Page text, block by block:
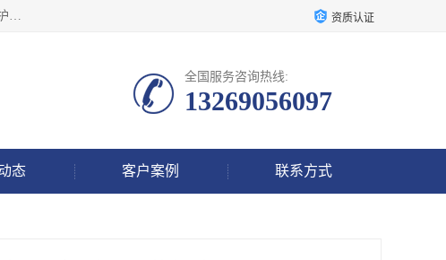
北京鸿泰顺达科技有限公司主要经营电子产品、机械设备、通讯设备、五金、交电等电子机械类产品；产品广泛应用于环境保护、石油化工、电力电子、冶金建筑、煤炭、农业、卫生防疫、教育科研等行业。并成功的与各地环境监测站、污水处理厂、卷烟厂、电厂、高校、科学院所、卫生防疫部门、煤矿、石化厂等用户建立了密切的合作关系。 资质认证
全国服务咨询热线:
13269056097
态 客户案例 联系方式